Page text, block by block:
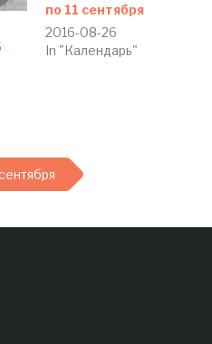
по 11 сентября
2016-08-26
In "Календарь"